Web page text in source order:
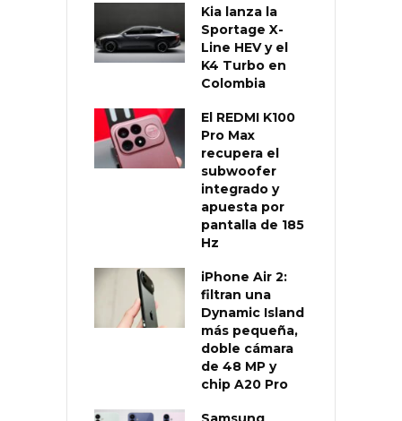
Kia lanza la
Sportage X-
Line HEV y el
K4 Turbo en
Colombia
El REDMI K100
Pro Max
recupera el
subwoofer
integrado y
apuesta por
pantalla de 185
Hz
iPhone Air 2:
filtran una
Dynamic Island
más pequeña,
doble cámara
de 48 MP y
chip A20 Pro